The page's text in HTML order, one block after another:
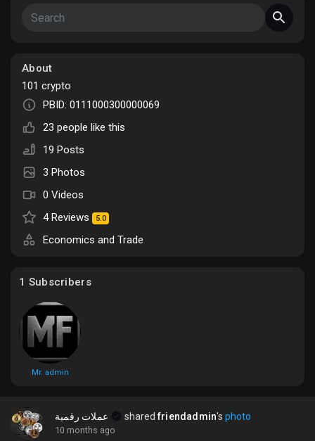
Discover Pages
My Funding
About
101 crypto
PBID: 0111000300000069
23 people like this
19 Posts
3 Photos
0 Videos
4 Reviews
5.0
Economics and Trade
1 Subscribers
Mr. admin
عملات رقمية sharedfriendadmin'sphoto
10 months ago